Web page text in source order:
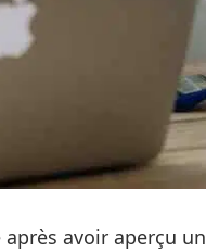
avoir aperçu un